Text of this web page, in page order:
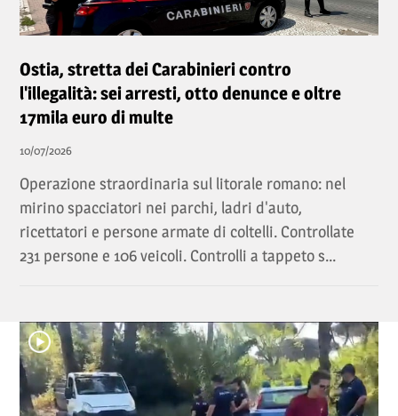
Ostia, stretta dei Carabinieri contro
l'illegalità: sei arresti, otto denunce e oltre
17mila euro di multe
10/07/2026
Operazione straordinaria sul litorale romano: nel
mirino spacciatori nei parchi, ladri d'auto,
ricettatori e persone armate di coltelli. Controllate
231 persone e 106 veicoli. Controlli a tappeto s...